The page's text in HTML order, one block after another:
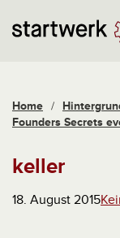
Home /
Founders Secrets
keller
18. August 2015